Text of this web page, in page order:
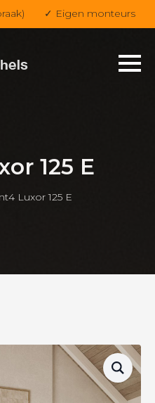
✓ Eigen monteurs
125 E
Luxor 125 E